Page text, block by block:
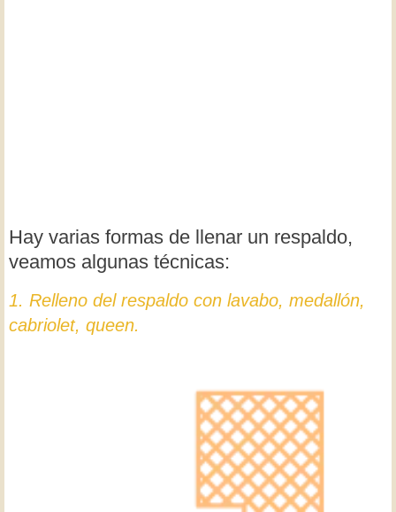
Hay varias formas de llenar un respaldo,
veamos algunas técnicas:
1. Relleno del respaldo con lavabo, medallón,
cabriolet, queen.